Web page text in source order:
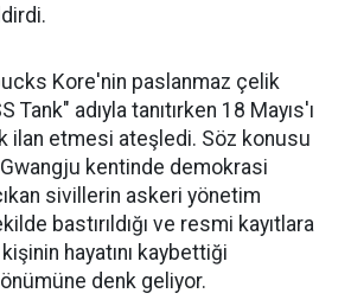
Kore'nin paslanmaz çelik
adıyla tanıtırken 18 Mayıs'ı
ilan etmesi ateşledi. Söz konusu
Gwangju kentinde demokrasi
sivillerin askeri yönetim
bastırıldığı ve resmi kayıtlara
hayatını kaybettiği
denk geliyor.